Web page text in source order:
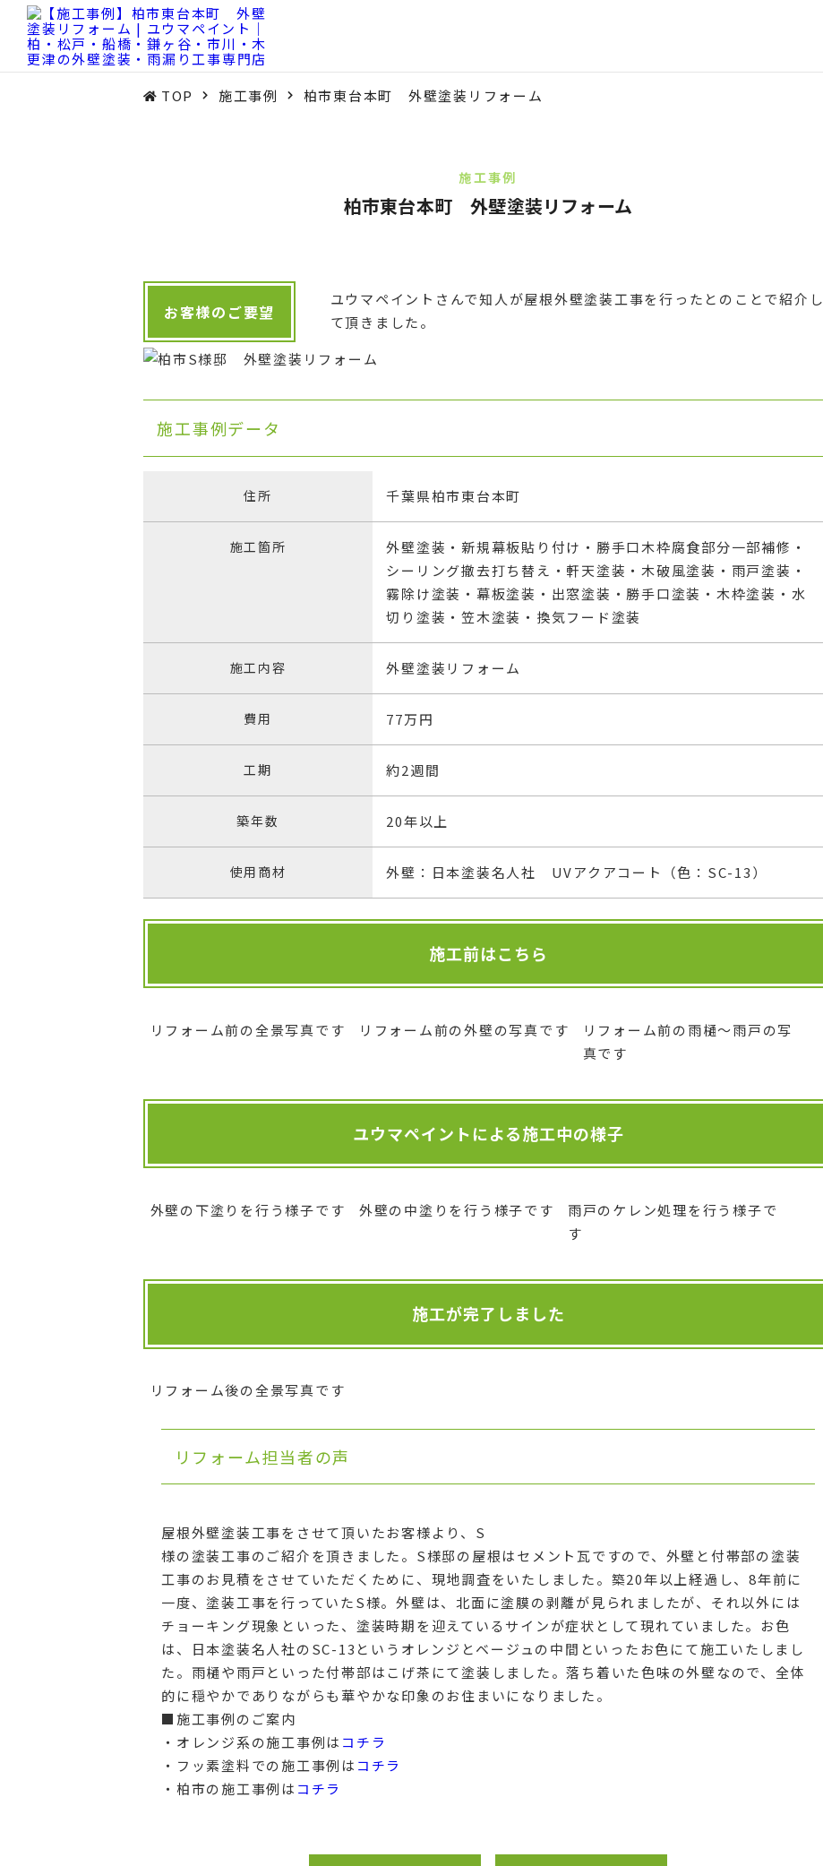
TOP 施工事例 柏市東台本町 外壁塗装リフォーム
施工事例
柏市東台本町 外壁塗装リフォーム
お客様のご要望
ユウマペイントさんで知人が屋根外壁塗装工事を行ったとのことで紹介し
て頂きました。
施工事例データ
住所 千葉県柏市東台本町
施工箇所
外壁塗装・新規幕板貼り付け・勝手口木枠腐食部分一部補修・
シーリング撤去打ち替え・軒天塗装・木破風塗装・雨戸塗装・
霧除け塗装・幕板塗装・出窓塗装・勝手口塗装・木枠塗装・水
切り塗装・笠木塗装・換気フード塗装
施工内容 外壁塗装リフォーム
費用 77万円
工期 約2週間
築年数 20年以上
使用商材 外壁：日本塗装名人社 UVアクアコート（色：SC-13）
施工前はこちら
リフォーム前の全景写真です リフォーム前の外壁の写真です
リフォーム前の雨樋～雨戸の写
真です
ユウマペイントによる施工中の様子
外壁の下塗りを行う様子です 外壁の中塗りを行う様子です
雨戸のケレン処理を行う様子で
す
施工が完了しました
リフォーム後の全景写真です
リフォーム担当者の声
屋根外壁塗装工事をさせて頂いたお客様より、S
様の塗装工事のご紹介を頂きました。S様邸の屋根はセメント瓦ですので、外壁と付帯部の塗装
工事のお見積をさせていただくために、現地調査をいたしました。築20年以上経過し、8年前に
一度、塗装工事を行っていたS様。外壁は、北面に塗膜の剥離が見られましたが、それ以外には
チョーキング現象といった、塗装時期を迎えているサインが症状として現れていました。お色
は、日本塗装名人社のSC-13というオレンジとベージュの中間といったお色にて施工いたしまし
た。雨樋や雨戸といった付帯部はこげ茶にて塗装しました。落ち着いた色味の外壁なので、全体
的に穏やかでありながらも華やかな印象のお住まいになりました。
■施工事例のご案内
・オレンジ系の施工事例は コチラ
・フッ素塗料での施工事例は コチラ
・柏市の施工事例は コチラ